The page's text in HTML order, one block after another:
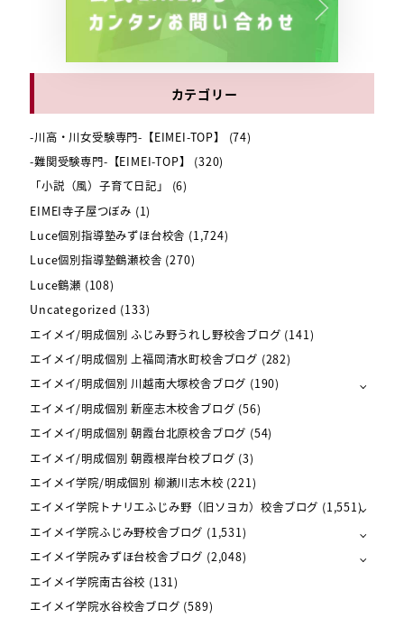
カテゴリー
-川高・川女受験専門-【EIMEI-TOP】
(74)
-難関受験専門-【EIMEI-TOP】
(320)
「小説（風）子育て日記」
(6)
EIMEI寺子屋つぼみ (1)
Luce個別指導塾みずほ台校舎 (1,724)
Luce個別指導塾鶴瀬校舎 (270)
Luce鶴瀬 (108)
Uncategorized (133)
エイメイ/明成個別 ふじみ野うれし野校舎ブログ (141)
エイメイ/明成個別 上福岡清水町校舎ブログ (282)
エイメイ/明成個別 川越南大塚校舎ブログ (190)
エイメイ/明成個別 新座志木校舎ブログ (56)
エイメイ/明成個別 朝霞台北原校舎ブログ (54)
エイメイ/明成個別 朝霞根岸台校ブログ (3)
エイメイ学院/明成個別 柳瀬川志木校 (221)
エイメイ学院トナリエふじみ野（旧ソヨカ）校舎ブログ (1,551)
エイメイ学院ふじみ野校舎ブログ (1,531)
エイメイ学院みずほ台校舎ブログ (2,048)
エイメイ学院南古谷校 (131)
エイメイ学院水谷校舎ブログ (589)